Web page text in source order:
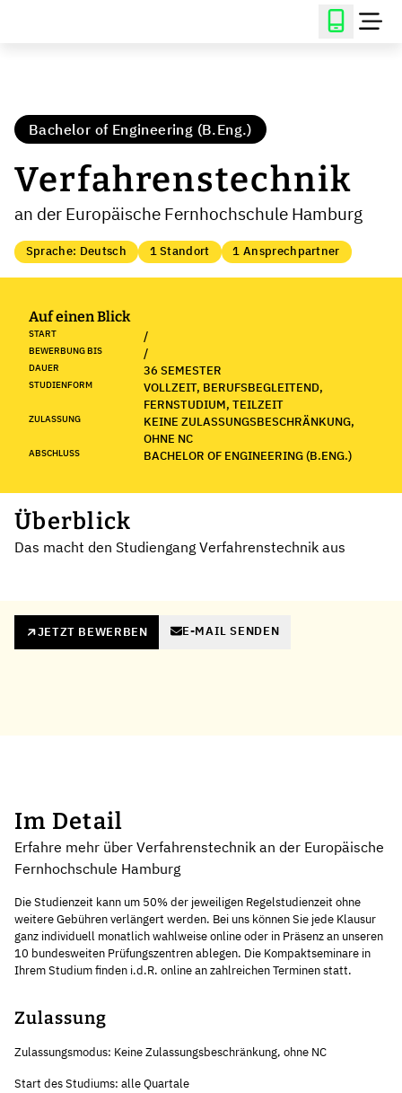
Bachelor of Engineering (B.Eng.)
Verfahrenstechnik
an der Europäische Fernhochschule Hamburg
Sprache: Deutsch 1 Standort 1 Ansprechpartner
Auf einen Blick
START /
BEWERBUNG BIS /
DAUER 36 SEMESTER
STUDIENFORM
VOLLZEIT, BERUFSBEGLEITEND,
FERNSTUDIUM, TEILZEIT
ZULASSUNG
KEINE ZULASSUNGSBESCHRÄNKUNG,
OHNE NC
ABSCHLUSS BACHELOR OF ENGINEERING (B.ENG.)
Überblick
Das macht den Studiengang Verfahrenstechnik aus
JETZT BEWERBEN E-MAIL SENDEN
Im Detail
Erfahre mehr über Verfahrenstechnik an der Europäische
Fernhochschule Hamburg
Die Studienzeit kann um 50% der jeweiligen Regelstudienzeit ohne
weitere Gebühren verlängert werden. Bei uns können Sie jede Klausur
ganz individuell monatlich wahlweise online oder in Präsenz an unseren
10 bundesweiten Prüfungszentren ablegen. Die Kompaktseminare in
Ihrem Studium finden i.d.R. online an zahlreichen Terminen statt.
Zulassung
Zulassungsmodus: Keine Zulassungsbeschränkung, ohne NC
Start des Studiums: alle Quartale